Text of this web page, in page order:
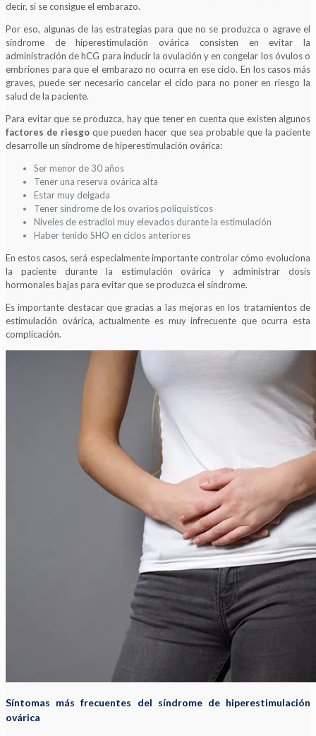
decir, si se consigue el embarazo.
Por eso, algunas de las estrategias para que no se produzca o agrave el
síndrome de hiperestimulación ovárica consisten en evitar la
administración de hCG para inducir la ovulación y en congelar los óvulos o
embriones para que el embarazo no ocurra en ese ciclo. En los casos más
graves, puede ser necesario cancelar el ciclo para no poner en riesgo la
salud de la paciente.
Para evitar que se produzca, hay que tener en cuenta que existen algunos
factores de riesgo que pueden hacer que sea probable que la paciente
desarrolle un síndrome de hiperestimulación ovárica:
Ser menor de 30 años
Tener una reserva ovárica alta
Estar muy delgada
Tener síndrome de los ovarios poliquísticos
Niveles de estradiol muy elevados durante la estimulación
Haber tenido SHO en ciclos anteriores
En estos casos, será especialmente importante controlar cómo evoluciona
la paciente durante la estimulación ovárica y administrar dosis
hormonales bajas para evitar que se produzca el síndrome.
Es importante destacar que gracias a las mejoras en los tratamientos de
estimulación ovárica, actualmente es muy infrecuente que ocurra esta
complicación.
Síntomas más frecuentes del síndrome de hiperestimulación
ovárica